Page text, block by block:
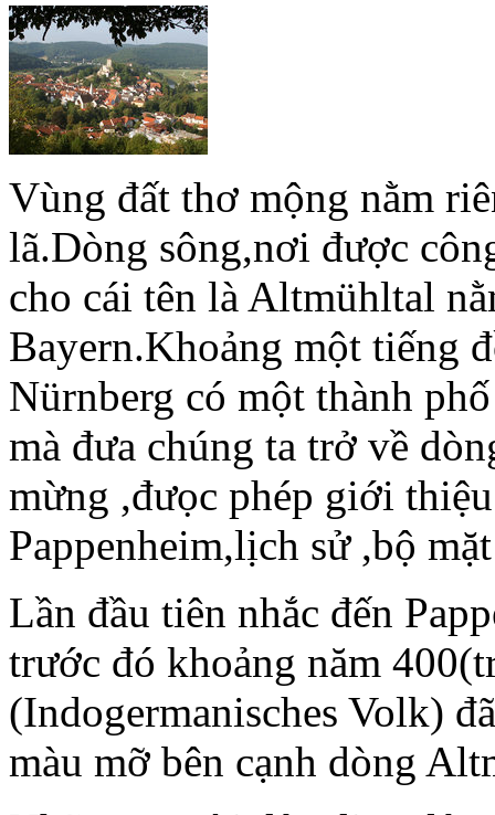
Vùng đất thơ mộng nằm
lã.Dòng sông,nơi được
cho cái tên là Altmühltal
Bayern.Khoảng một tiếng
Nürnberg có một thành
mà đưa chúng ta trở về
mừng ,đưọc phép giới
Pappenheim,lịch sử ,bộ
Lần đầu tiên nhắc đến
trước đó khoảng năm
(Indogermanisches Volk)
màu mỡ bên cạnh dòng